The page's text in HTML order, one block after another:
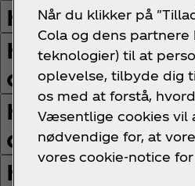
Hvordan
Hvor kan jeg
optjent?
Hvor mange
dag for at få
Hvordan
Når du klikker på
Cola og dens
teknologier) til at
oplevelse, tilbyde dig
os med at forstå,
Væsentlige cookies vil
nødvendige for, at
vores cookie-notice